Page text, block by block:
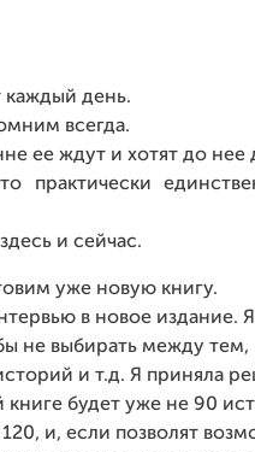
каждый день.
всегда.
ее ждут и хотят до нее
практически
и сейчас.
уже новую книгу.
в новое издание.
не выбирать между тем,
и т.д. Я приняла
будет уже не 90
и, если позволят